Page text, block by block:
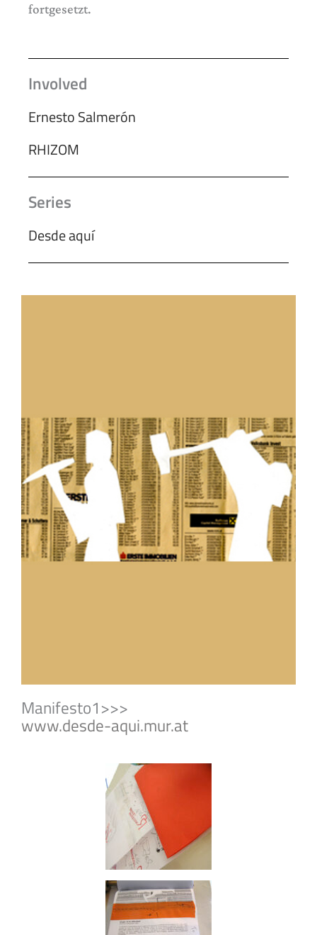
fortgesetzt.
Involved
Ernesto Salmerón
RHIZOM
Series
Desde aquí
Manifesto1>>>
www.desde-aqui.mur.at